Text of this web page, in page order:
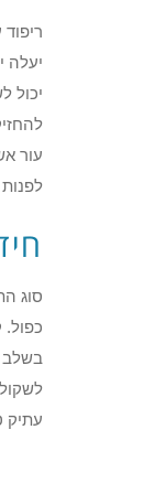
יעלה
יכול
עור
סוג
כפול.
בשלב
עתיק